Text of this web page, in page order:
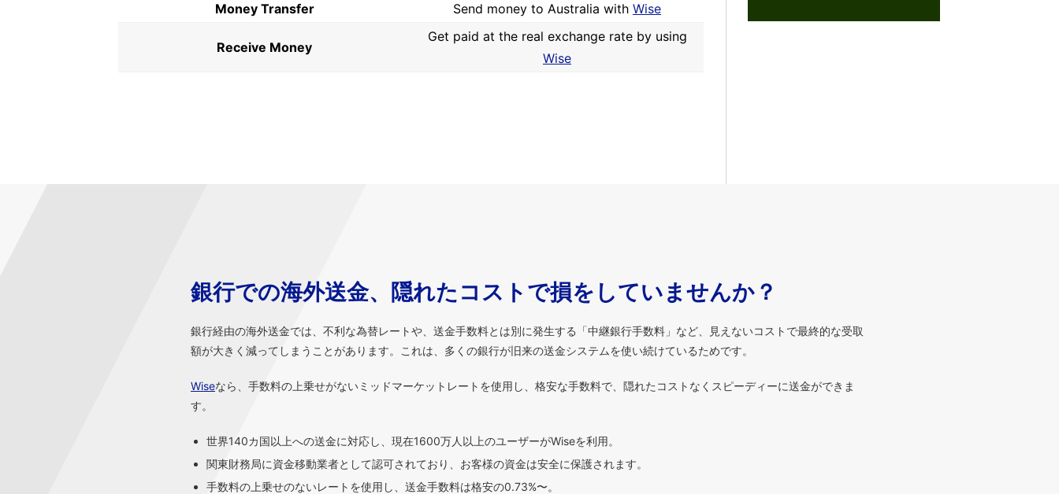
Money Transfer
Send money to Australia with Wise
Receive Money
Get paid at the real exchange rate by using
Wise
銀行での海外送金、隠れたコストで損をしていませんか？
銀行経由の海外送金では、不利な為替レートや、送金手数料とは別に発生する「中継銀行手数料」など、見えないコストで最終的な受取
額が大きく減ってしまうことがあります。これは、多くの銀行が旧来の送金システムを使い続けているためです。
Wiseなら、手数料の上乗せがないミッドマーケットレートを使用し、格安な手数料で、隠れたコストなくスピーディーに送金ができま
す。
世界140カ国以上への送金に対応し、現在1600万人以上のユーザーがWiseを利用。
関東財務局に資金移動業者として認可されており、お客様の資金は安全に保護されます。
手数料の上乗せのないレートを使用し、送金手数料は格安の0.73%〜。